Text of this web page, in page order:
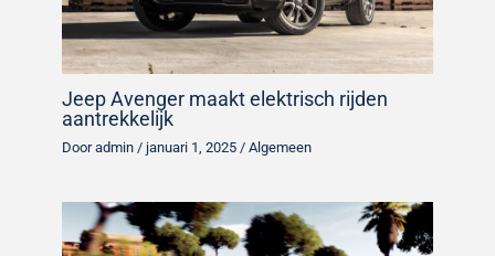
Jeep Avenger maakt elektrisch rijden
aantrekkelijk
Door admin / januari 1, 2025 /Algemeen